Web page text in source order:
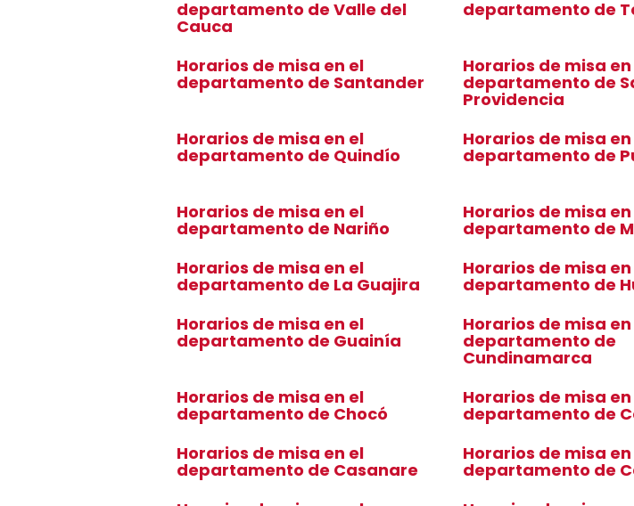
departamento de Valle del
Cauca
departamento de
Horarios de misa en el
departamento de Santander
Horarios de misa
departamento de
Providencia
Horarios de misa en el
departamento de Quindío
Horarios de misa
departamento de
Horarios de misa en el
departamento de Nariño
Horarios de misa
departamento de
Horarios de misa en el
departamento de La Guajira
Horarios de misa
departamento de
Horarios de misa en el
departamento de Guainía
Horarios de misa
departamento de
Cundinamarca
Horarios de misa en el
departamento de Chocó
Horarios de misa
departamento de
Horarios de misa en el
departamento de Casanare
Horarios de misa
departamento de